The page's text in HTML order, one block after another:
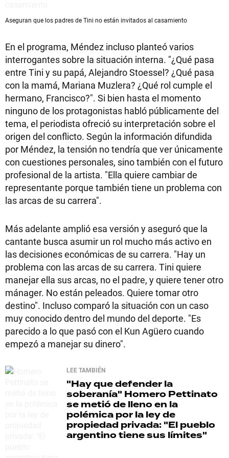
Aseguran que los padres de Tini no están invitados al casamiento
En el programa, Méndez incluso planteó varios
interrogantes sobre la situación interna. "¿Qué pasa
entre Tini y su papá, Alejandro Stoessel? ¿Qué pasa
con la mamá, Mariana Muzlera? ¿Qué rol cumple el
hermano, Francisco?". Si bien hasta el momento
ninguno de los protagonistas habló públicamente del
tema, el periodista ofreció su interpretación sobre el
origen del conflicto. Según la información difundida
por Méndez, la tensión no tendría que ver únicamente
con cuestiones personales, sino también con el futuro
profesional de la artista. "Ella quiere cambiar de
representante porque también tiene un problema con
las arcas de su carrera".
Más adelante amplió esa versión y aseguró que la
cantante busca asumir un rol mucho más activo en
las decisiones económicas de su carrera. "Hay un
problema con las arcas de su carrera. Tini quiere
manejar ella sus arcas, no el padre, y quiere tener otro
mánager. No están peleados. Quiere tomar otro
destino". Incluso comparó la situación con un caso
muy conocido dentro del mundo del deporte. "Es
parecido a lo que pasó con el Kun Agüero cuando
empezó a manejar su dinero".
LEE TAMBIÉN
"Hay que defender la
soberanía" Homero Pettinato
se metió de lleno en la
polémica por la ley de
propiedad privada: "El pueblo
argentino tiene sus límites"